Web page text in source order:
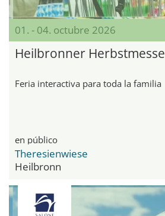
01. - 04. octubre 2026
Heilbronner Herbstmesse
Feria interactiva para toda la familia
en público
Theresienwiese
Heilbronn